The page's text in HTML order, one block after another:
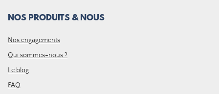
NOS PRODUITS & NOUS
Nos engagements
Qui sommes-nous ?
Le blog
FAQ